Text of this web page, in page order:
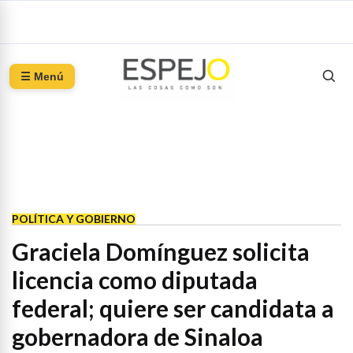
☰ Menú
POLÍTICA Y GOBIERNO
Graciela Domínguez solicita
licencia como diputada
federal; quiere ser candidata a
gobernadora de Sinaloa